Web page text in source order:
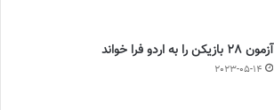
آزمون 28 بازیکن را به اردو فرا خواند
2023-05-14